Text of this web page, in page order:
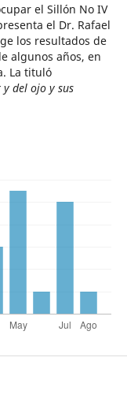
el Sillón No IV
el Dr. Rafael
los resultados de
algunos años, en
La tituló
del ojo y sus